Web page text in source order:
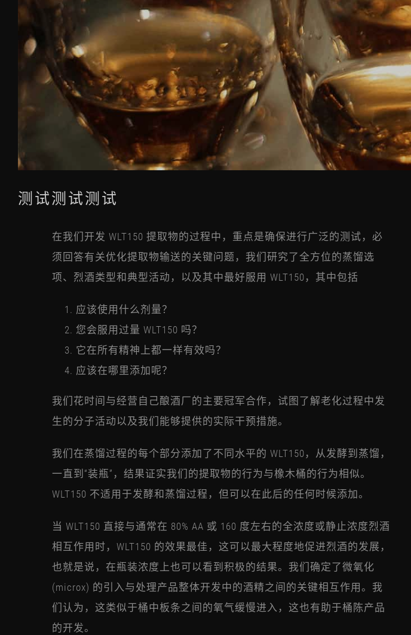
测试测试测试
在我们开发 WLT150 提取物的过程中，重点是确保进行广泛的测试，必
须回答有关优化提取物输送的关键问题，我们研究了全方位的蒸馏选
项、烈酒类型和典型活动，以及其中最好服用 WLT150，其中包括
应该使用什么剂量？
您会服用过量 WLT150 吗？
它在所有精神上都一样有效吗？
应该在哪里添加呢？
我们花时间与经营自己酿酒厂的主要冠军合作，试图了解老化过程中发
生的分子活动以及我们能够提供的实际干预措施。
我们在蒸馏过程的每个部分添加了不同水平的 WLT150，从发酵到蒸馏，
一直到“装瓶”，结果证实我们的提取物的行为与橡木桶的行为相似。
WLT150 不适用于发酵和蒸馏过程，但可以在此后的任何时候添加。
当 WLT150 直接与通常在 80% AA 或 160 度左右的全浓度或静止浓度烈酒
相互作用时，WLT150 的效果最佳，这可以最大程度地促进烈酒的发展，
也就是说，在瓶装浓度上也可以看到积极的结果。我们确定了微氧化
(microx) 的引入与处理产品整体开发中的酒精之间的关键相互作用。我
们认为，这类似于桶中板条之间的氧气缓慢进入，这也有助于桶陈产品
的开发。